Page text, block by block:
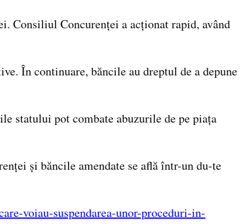
Consiliul Concurenței a acționat rapid, având
În continuare, băncile au dreptul de a depune
statului pot combate abuzurile de pe piața
și băncile amendate se află într-un du-te
voiau-suspendarea-unor-proceduri-in-